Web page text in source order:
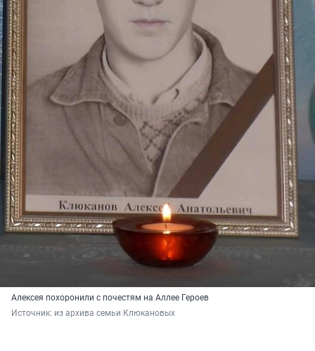
Алексея похоронили с почестям на Аллее Героев
Источник: из архива семьи Клюкановых